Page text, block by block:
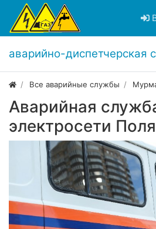
аварийно-диспетчерская
Все аварийные службы
Аварийная
электросети